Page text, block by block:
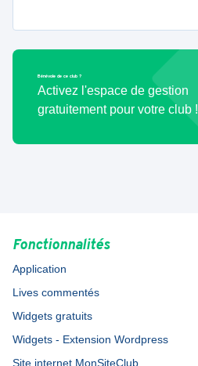
Bénévole de ce club ?
Activez l'espace de gestion
gratuitement pour votre club !
Fonctionnalités
Application
Lives commentés
Widgets gratuits
Widgets - Extension Wordpress
Site internet MonSiteClub